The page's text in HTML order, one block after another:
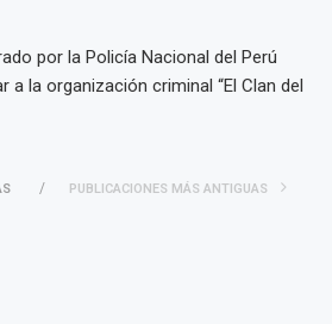
por la Policía Nacional del Perú
a la organización criminal “El Clan del
PUBLICACIONES MÁS ANTIGUAS